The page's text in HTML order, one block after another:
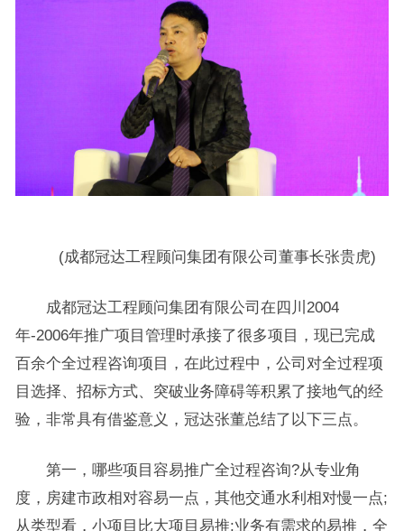
(成都冠达工程顾问集团有限公司董事长张贵虎)
成都冠达工程顾问集团有限公司在四川2004
年-2006年推广项目管理时承接了很多项目，现已完成
百余个全过程咨询项目，在此过程中，公司对全过程项
目选择、招标方式、突破业务障碍等积累了接地气的经
验，非常具有借鉴意义，冠达张董总结了以下三点。
第一，哪些项目容易推广全过程咨询?从专业角
度，房建市政相对容易一点，其他交通水利相对慢一点;
从类型看，小项目比大项目易推;业务有需求的易推，全